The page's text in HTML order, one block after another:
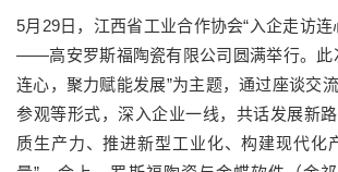
5月29日，江西省工业合作协会“入企走访连
——高安罗斯福陶瓷有限公司圆满举行。此
连心，聚力赋能发展”为主题，通过座谈交
参观等形式，深入企业一线，共话发展新
质生产力、推进新型工业化、构建现代化